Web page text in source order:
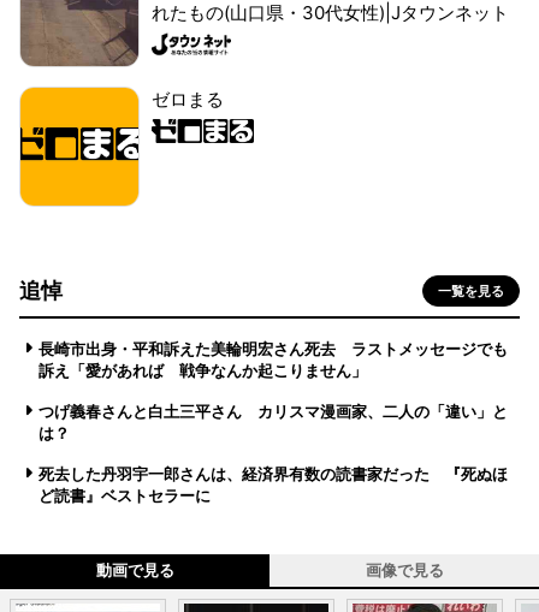
れたもの(山口県・30代女性)|Jタウンネット
ゼロまる
追悼 一覧を見る
長崎市出身・平和訴えた美輪明宏さん死去 ラストメッセージでも
訴え「愛があれば 戦争なんか起こりません」
つげ義春さんと白土三平さん カリスマ漫画家、二人の「違い」と
は？
死去した丹羽宇一郎さんは、経済界有数の読書家だった 『死ぬほ
ど読書』ベストセラーに
動画で見る 画像で見る